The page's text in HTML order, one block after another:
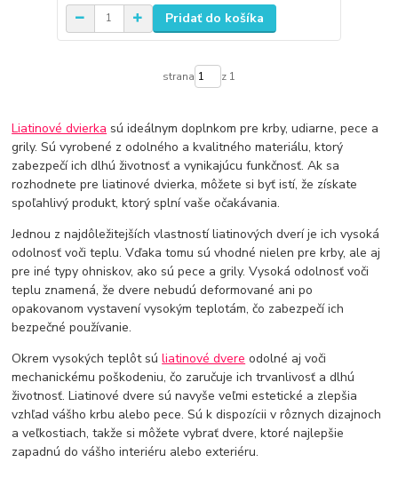
Pridať do košíka
strana z 1
Liatinové dvierka sú ideálnym doplnkom pre krby, udiarne, pece a
grily. Sú vyrobené z odolného a kvalitného materiálu, ktorý
zabezpečí ich dlhú životnosť a vynikajúcu funkčnosť. Ak sa
rozhodnete pre liatinové dvierka, môžete si byť istí, že získate
spoľahlivý produkt, ktorý splní vaše očakávania.
Jednou z najdôležitejších vlastností liatinových dverí je ich vysoká
odolnosť voči teplu. Vďaka tomu sú vhodné nielen pre krby, ale aj
pre iné typy ohniskov, ako sú pece a grily. Vysoká odolnosť voči
teplu znamená, že dvere nebudú deformované ani po
opakovanom vystavení vysokým teplotám, čo zabezpečí ich
bezpečné používanie.
Okrem vysokých teplôt súliatinové dvere odolné aj voči
mechanickému poškodeniu, čo zaručuje ich trvanlivosť a dlhú
životnosť. Liatinové dvere sú navyše veľmi estetické a zlepšia
vzhľad vášho krbu alebo pece. Sú k dispozícii v rôznych dizajnoch
a veľkostiach, takže si môžete vybrať dvere, ktoré najlepšie
zapadnú do vášho interiéru alebo exteriéru.